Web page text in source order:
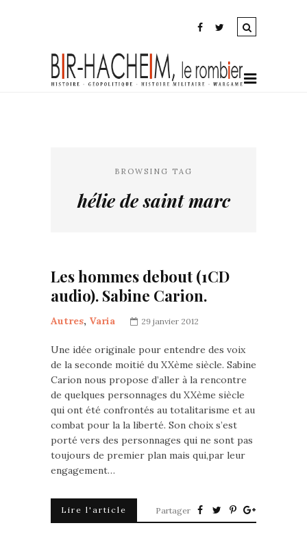
BROWSING TAG
hélie de saint marc
Les hommes debout (1CD
audio). Sabine Carion.
Autres, Varia 29 janvier 2012
Une idée originale pour entendre des voix
de la seconde moitié du XXème siècle. Sabine
Carion nous propose d’aller à la rencontre
de quelques personnages du XXème siècle
qui ont été confrontés au totalitarisme et au
combat pour la la liberté. Son choix s’est
porté vers des personnages qui ne sont pas
toujours de premier plan mais qui,par leur
engagement…
Lire l'article Partager